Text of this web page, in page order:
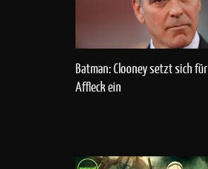
Batman: Clooney setzt sich für
Affleck ein